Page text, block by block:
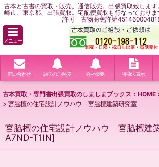
古本と古書の買取・販売。通信販売。出張買取致します
崎市、東京都、出張買取。宅配便買取も行なっており
許可 古物商免許第
メニュー
問い合わせ 店主のご挨拶 会社概要 特商法表示
古本買取・専門書出張買取のしましまブックス：HOME
> 宮脇檀の住宅設計ノウハウ 宮脇檀建築研究室
宮脇檀の住宅設計ノウハウ 宮脇檀建
A7ND-T1IN]